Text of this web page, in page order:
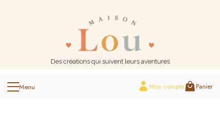
Des créations qui suivent leurs aventures
Mon compte Panier